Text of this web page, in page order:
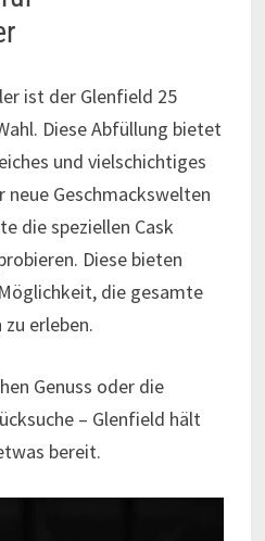
ist der Glenfield 25
Diese Abfüllung bietet
und vielschichtiges
neue Geschmackswelten
die speziellen Cask
Diese bieten
die gesamte
erleben.
Genuss oder die
– Glenfield hält
bereit.